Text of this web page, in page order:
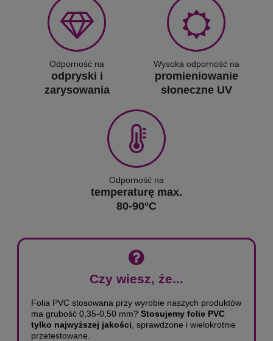
Odporność na
odpryski i
zarysowania
Wysoka odporność na
promieniowanie
słoneczne UV
Odporność na
temperaturę max.
80-90°C
Czy wiesz, że...
Folia PVC stosowana przy wyrobie naszych produktów
ma grubość 0,35-0,50 mm? Stosujemy folie PVC
tylko najwyższej jakości , sprawdzone i wielokrotnie
przetestowane.